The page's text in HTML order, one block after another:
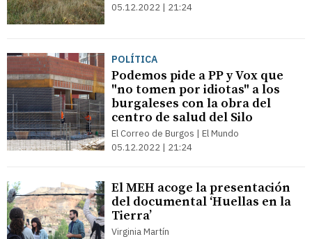
05.12.2022 | 21:24
POLÍTICA
Podemos pide a PP y Vox que
"no tomen por idiotas" a los
burgaleses con la obra del
centro de salud del Silo
El Correo de Burgos | El Mundo
05.12.2022 | 21:24
El MEH acoge la presentación
del documental ‘Huellas en la
Tierra’
Virginia Martín